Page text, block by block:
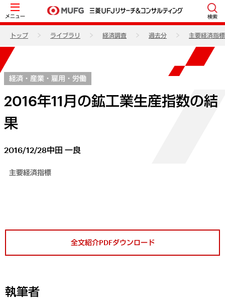
メニュー 検索
トップ ライブラリ 経済調査 過去分 主要経済指標
経済・産業・雇用・労働
2016年11月の鉱工業生産指数の結
果
2016/12/28中田 一良
主要経済指標
全文紹介PDFダウンロード
執筆者